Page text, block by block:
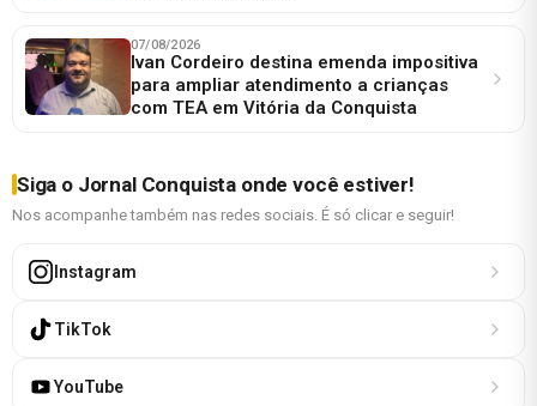
07/08/2026
Ivan Cordeiro destina emenda impositiva
para ampliar atendimento a crianças
com TEA em Vitória da Conquista
Siga o Jornal Conquista onde você estiver!
Nos acompanhe também nas redes sociais. É só clicar e seguir!
Instagram
TikTok
YouTube